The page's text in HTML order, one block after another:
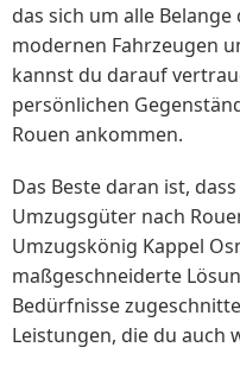
das sich um alle
modernen Fahrzeugen
kannst du darauf
persönlichen
Rouen ankommen.
Das Beste daran ist,
Umzugsgüter nach
Umzugskönig Kappel
maßgeschneiderte
Bedürfnisse
Leistungen, die du auch